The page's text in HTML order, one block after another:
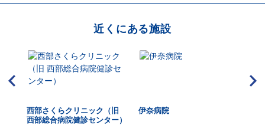
近くにある施設
西部さくらクリニック（旧
西部総合病院健診センター）
伊奈病院